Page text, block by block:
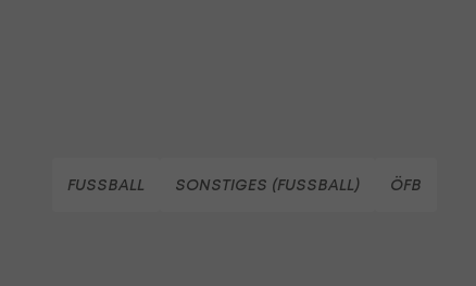
FUSSBALL SONSTIGES (FUSSBALL) ÖFB